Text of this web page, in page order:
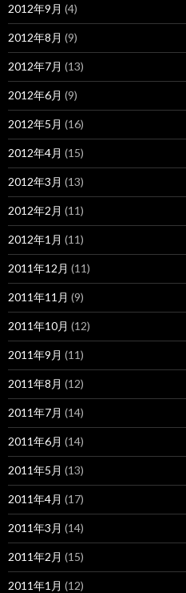
2012年9月 (4)
2012年8月 (9)
2012年7月 (13)
2012年6月 (9)
2012年5月 (16)
2012年4月 (15)
2012年3月 (13)
2012年2月 (11)
2012年1月 (11)
2011年12月 (11)
2011年11月 (9)
2011年10月 (12)
2011年9月 (11)
2011年8月 (12)
2011年7月 (14)
2011年6月 (14)
2011年5月 (13)
2011年4月 (17)
2011年3月 (14)
2011年2月 (15)
2011年1月 (12)